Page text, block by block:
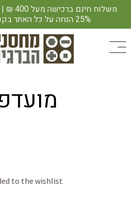
25% הנחה על כל האתר בקנייה מעל 750 ש"ח
to the wishlist